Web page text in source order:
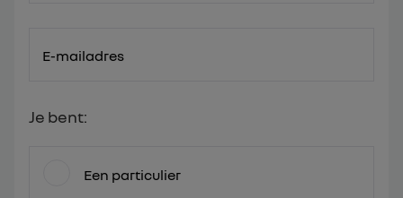
E-mailadres
Je bent:
Een particulier